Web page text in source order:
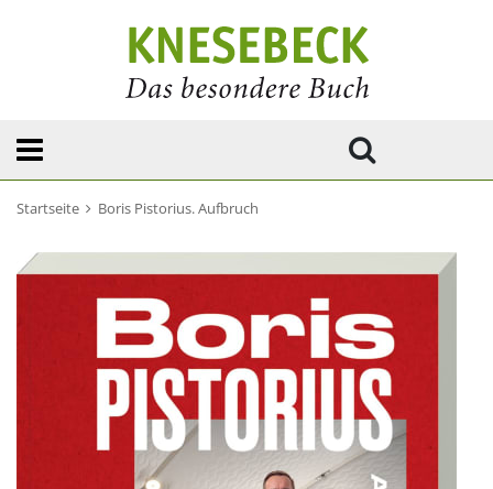
Startseite Boris Pistorius. Aufbruch